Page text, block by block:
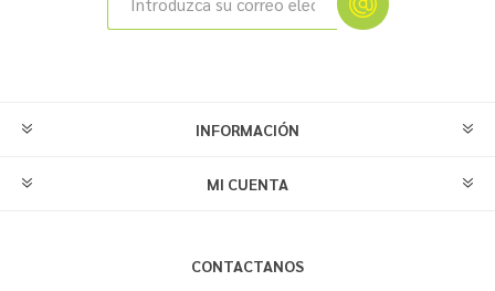
INFORMACIÓN
MI CUENTA
CONTACTANOS